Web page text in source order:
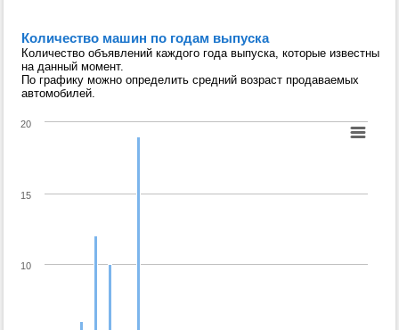
Количество машин по годам выпуска
Количество объявлений каждого года выпуска, которые известны
на данный момент.
По графику можно определить средний возраст продаваемых
автомобилей.
10
15
20